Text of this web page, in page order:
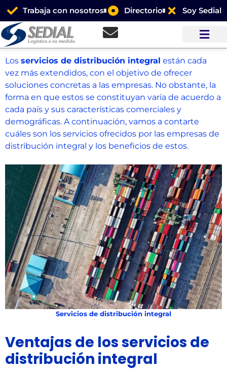
Trabaja con nosotros Directorio Soy Sedial
Los servicios de distribución integral están cada
vez más extendidos, con el objetivo de ofrecer
soluciones concretas a las empresas. No obstante, la
forma en que estos se constituyan varía de acuerdo a
cada país y sus características comerciales y
demográficas. A continuación, vamos a contarte
cuáles son los servicios ofrecidos por las empresas de
distribución integral y los beneficios de estos.
Servicios de distribución integral
Ventajas de los servicios de
distribución integral